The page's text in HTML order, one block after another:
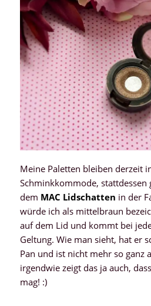
Meine Paletten bleiben derzeit
Schminkkommode, stattdessen
dem MAC Lidschatten in der
würde ich als mittelbraun
auf dem Lid und kommt bei
Geltung. Wie man sieht, hat er
Pan und ist nicht mehr so ganz
irgendwie zeigt das ja auch,
mag! :)